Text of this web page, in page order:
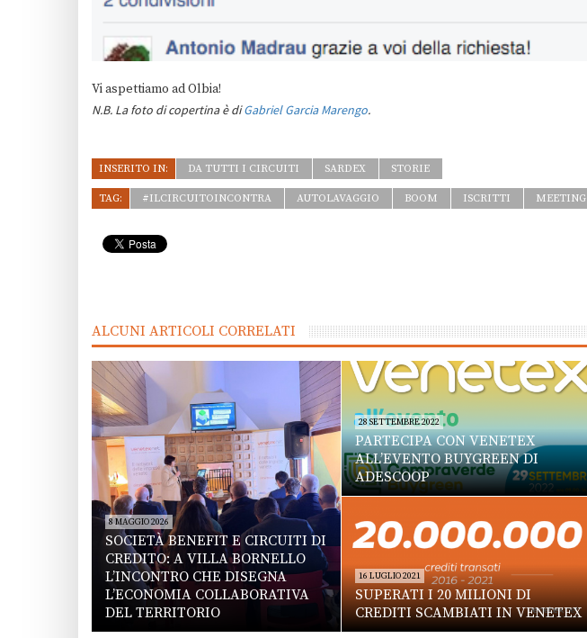
Vi aspettiamo ad Olbia!
N.B. La foto di copertina è diGabriel Garcia Marengo.
INSERITO IN: DA TUTTI I CIRCUITI SARDEX STORIE
TAG: #ILCIRCUITOINCONTRA AUTOLAVAGGIO BOOM ISCRITTI MEETING
ALCUNI ARTICOLI CORRELATI
8 MAGGIO 2026
SOCIETÀ BENEFIT E CIRCUITI DI
CREDITO: A VILLA BORNELLO
L’INCONTRO CHE DISEGNA
L’ECONOMIA COLLABORATIVA
DEL TERRITORIO
28 SETTEMBRE 2022
PARTECIPA CON VENETEX
ALL’EVENTO BUYGREEN DI
ADESCOOP
16 LUGLIO 2021
SUPERATI I 20 MILIONI DI
CREDITI SCAMBIATI IN VENETEX